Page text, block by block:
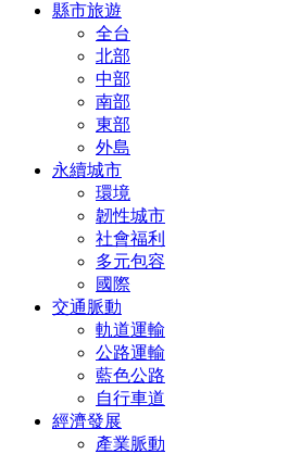
縣市旅遊
全台
北部
中部
南部
東部
外島
永續城市
環境
韌性城市
社會福利
多元包容
國際
交通脈動
軌道運輸
公路運輸
藍色公路
自行車道
經濟發展
產業脈動